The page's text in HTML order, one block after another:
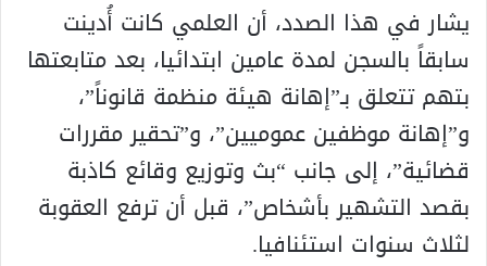
يشار في هذا الصدد، أن العلمي كانت أُدينت
سابقاً بالسجن لمدة عامين ابتدائيا، بعد متابعتها
بتهم تتعلق بـ”إهانة هيئة منظمة قانوناً”،
و”إهانة موظفين عموميين”، و”تحقير مقررات
قضائية”، إلى جانب “بث وتوزيع وقائع كاذبة
بقصد التشهير بأشخاص”، قبل أن ترفع العقوبة
لثلاث سنوات استئنافيا.